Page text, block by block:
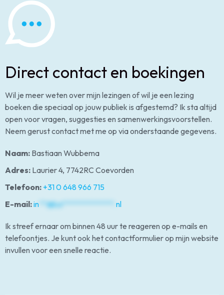
Direct contact en boekingen
Wil je meer weten over mijn lezingen of wil je een lezing
boeken die speciaal op jouw publiek is afgestemd? Ik sta altijd
open voor vragen, suggesties en samenwerkingsvoorstellen.
Neem gerust contact met me op via onderstaande gegevens.
Naam: Bastiaan Wubbema
Adres: Laurier 4, 7742RC Coevorden
Telefoon: +31 0 648 966 715
E-mail:in **@ba*************. nl
Ik streef ernaar om binnen 48 uur te reageren op e-mails en
telefoontjes. Je kunt ook het contactformulier op mijn website
invullen voor een snelle reactie.